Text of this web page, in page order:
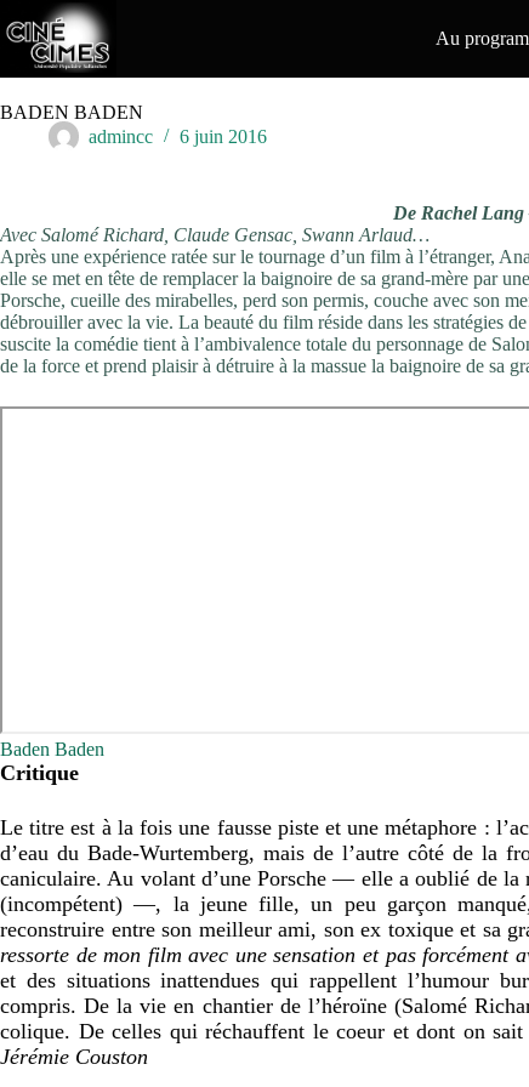
au
contenu
Au
BADEN BADEN
admincc
6 juin 2016
De Rachel
Avec Salomé Richard, Claude Gensac, Swann Arlaud…
Après une expérience ratée sur le tournage d’un film à l’étranger,
elle se met en tête de remplacer la baignoire de sa grand-mère par
Porsche, cueille des mirabelles, perd son permis, couche avec son
débrouiller avec la vie. La beauté du film réside dans les stratégies
suscite la comédie tient à l’ambivalence totale du personnage de
de la force et prend plaisir à détruire à la massue la baignoire de sa
Baden Baden
Critique
Le titre est à la fois une fausse piste et une métaphore :
d’eau du Bade-Wurtemberg, mais de l’autre côté de la
caniculaire. Au volant d’une Porsche — elle a oublié de
(incompétent) —, la jeune fille, un peu garçon
reconstruire entre son meilleur ami, son ex toxique et sa
ressorte de mon film avec une sensation et pas forcément
et des situations inattendues qui rappellent l’humour
compris. De la vie en chantier de l’héroïne (Salomé
colique. De celles qui réchauffent le coeur et dont on
Jérémie Couston